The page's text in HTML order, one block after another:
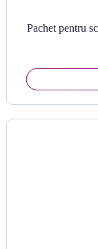
Pachet pentru